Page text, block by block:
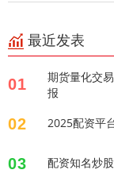
最近发表
01
期货量化交
报
02 2025配资平
03 配资知名炒